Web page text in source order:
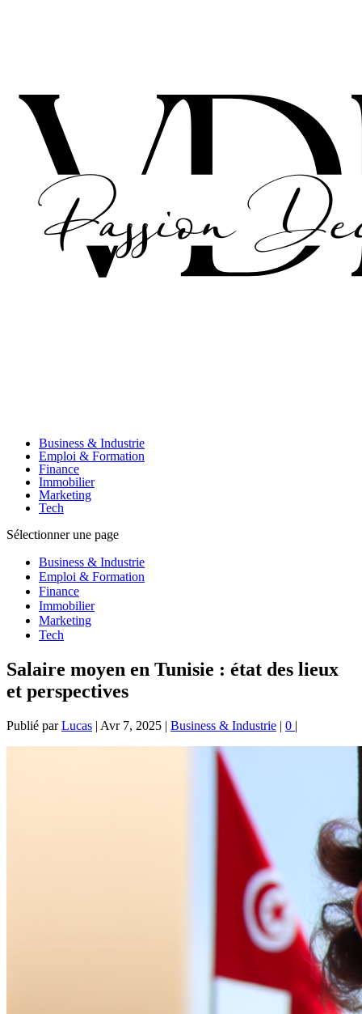
Business & Industrie
Emploi & Formation
Finance
Immobilier
Marketing
Tech
Sélectionner une page
Business & Industrie
Emploi & Formation
Finance
Immobilier
Marketing
Tech
Salaire moyen en Tunisie : état des lieux
et perspectives
Publié parLucas | Avr 7, 2025 | Business & Industrie | 0 |